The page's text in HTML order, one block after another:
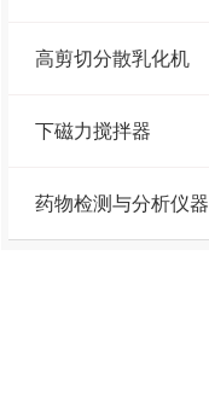
高剪切分散乳化机
下磁力搅拌器
药物检测与分析仪器